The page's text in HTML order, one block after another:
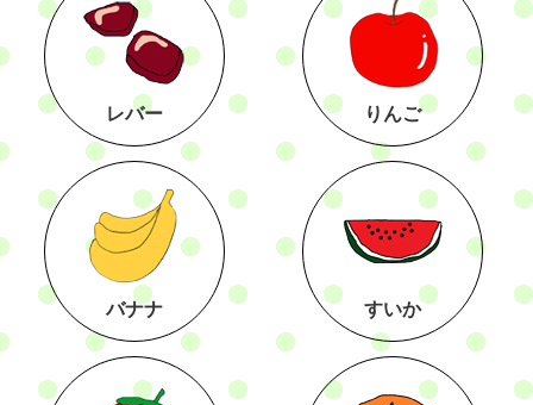
レバー りんご
バナナ すいか